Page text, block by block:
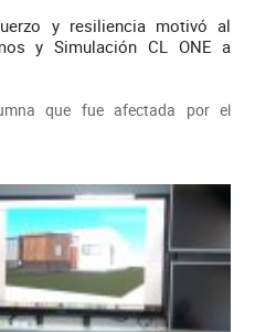
y resiliencia motivó al
y Simulación CL ONE a
que fue afectada por el